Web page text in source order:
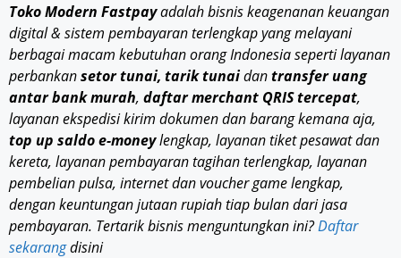
Toko Modern Fastpayadalah bisnis keagenanan keuangan
digital & sistem pembayaran terlengkap yang melayani
berbagai macam kebutuhan orang Indonesia seperti layanan
perbankansetor tunai, tarik tunaidantransfer uang
antar bank murah, daftar merchant QRIS tercepat,
layanan ekspedisi kirim dokumen dan barang kemana aja,
top up saldo e-moneylengkap, layanan tiket pesawat dan
kereta, layanan pembayaran tagihan terlengkap, layanan
pembelian pulsa, internet dan voucher game lengkap,
dengan keuntungan jutaan rupiah tiap bulan dari jasa
pembayaran. Tertarik bisnis menguntungkan ini?Daftar
sekarangdisini